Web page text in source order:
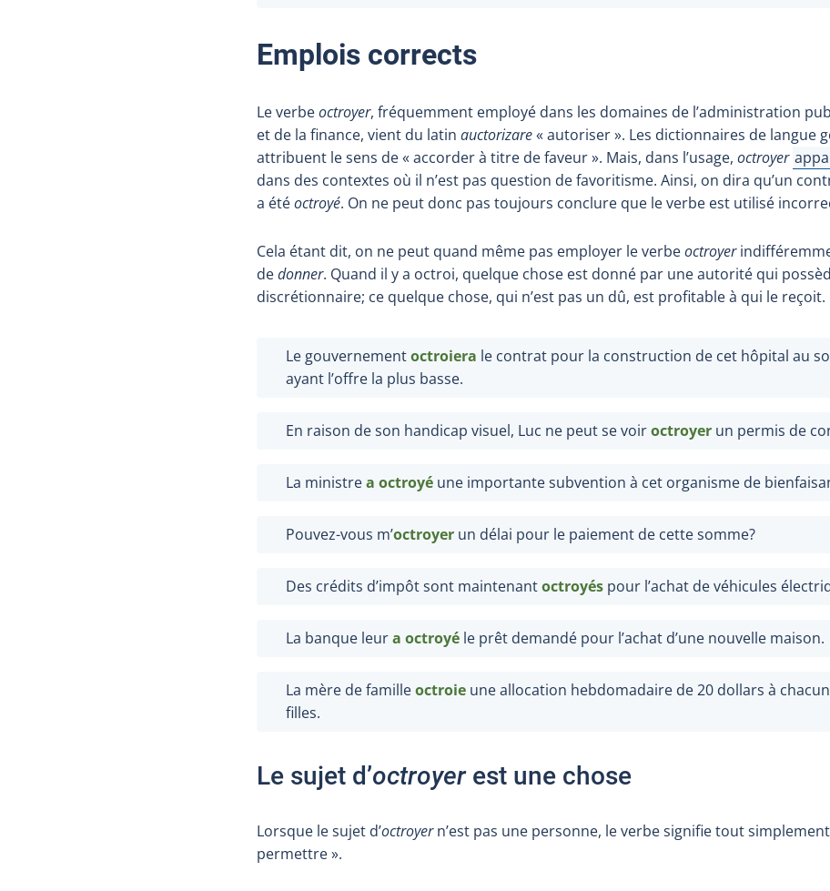
Emplois corrects
Le verbeoctroyer, fréquemment employé dans les domaines de l’administration
et de la finance, vient du latin auctorizare« autoriser ». Les dictionnaires de langue
attribuent le sens de « accorder à titre de faveur ». Mais, dans l’usage, octroyer
dans des contextes où il n’est pas question de favoritisme. Ainsi, on dira qu’un
a étéoctroyé. On ne peut donc pas toujours conclure que le verbe est utilisé
Cela étant dit, on ne peut quand même pas employer le verbeoctroyer
dedonner. Quand il y a octroi, quelque chose est donné par une autorité qui
discrétionnaire; ce quelque chose, qui n’est pas un dû, est profitable à qui le reçoit.
Le gouvernementoctroiera le contrat pour la construction de cet hôpital au
ayant l’offre la plus basse.
En raison de son handicap visuel, Luc ne peut se voiroctroyer un permis de
La ministrea octroyé une importante subvention à cet organisme de
Pouvez-vous m’octroyer un délai pour le paiement de cette somme?
Des crédits d’impôt sont maintenantoctroyés pour l’achat de véhicules
La banque leura octroyé le prêt demandé pour l’achat d’une nouvelle maison.
La mère de familleoctroie une allocation hebdomadaire de 20 dollars à
filles.
Le sujet d’octroyerest une chose
Lorsque le sujet d’octroyern’est pas une personne, le verbe signifie tout
permettre ».